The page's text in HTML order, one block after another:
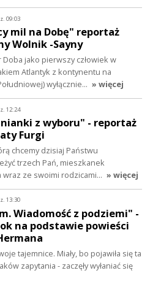
09:03
mil na Dobę" reportaż
Wolnik -Sayny
jako pierwszy człowiek w
Atlantyk z kontynentu na
wyłącznie… » więcej
12:24
z wyboru" - reportaż
Furgi
chcemy dzisiaj Państwu
trzech Pań, mieszkanek
wraz ze swoimi rodzicami… » więcej
13:30
Wiadomość z podziemi" -
na podstawie powieści
tajemnice. Miały, bo pojawiła się ta
zapytania - zaczęły wyłaniać się